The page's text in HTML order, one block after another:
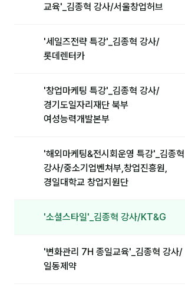
B2B 영업도구
트렌드 리포트
교육'_김종혁 강사/서울창업허브
'세일즈전략 특강'_김종혁 강사/
롯데렌터카
'창업마케팅 특강'_김종혁 강사/
경기도일자리재단 북부
여성능력개발본부
'해외마케팅&전시회운영 특강'_김종혁
강사/중소기업벤쳐부,창업진흥원,
경일대학교 창업지원단
'소셜스타일'_김종혁 강사/KT&G
'변화관리 7H 종일교육'_김종혁 강사/
일동제약